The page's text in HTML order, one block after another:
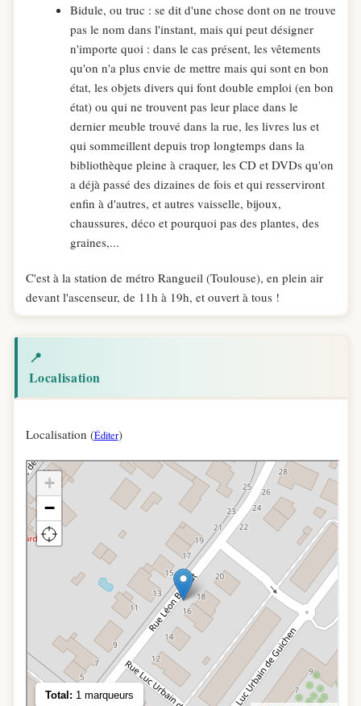
Bidule, ou truc : se dit d'une chose dont on ne trouve
pas le nom dans l'instant, mais qui peut désigner
n'importe quoi : dans le cas présent, les vêtements
qu'on n'a plus envie de mettre mais qui sont en bon
état, les objets divers qui font double emploi (en bon
état) ou qui ne trouvent pas leur place dans le
dernier meuble trouvé dans la rue, les livres lus et
qui sommeillent depuis trop longtemps dans la
bibliothèque pleine à craquer, les CD et DVDs qu'on
a déjà passé des dizaines de fois et qui resserviront
enfin à d'autres, et autres vaisselle, bijoux,
chaussures, déco et pourquoi pas des plantes, des
graines,...
C'est à la station de métro Rangueil (Toulouse), en plein air
devant l'ascenseur, de 11h à 19h, et ouvert à tous !
📍
Localisation
Localisation (Éditer)